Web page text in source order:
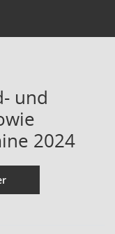
und
2024